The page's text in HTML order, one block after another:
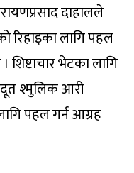
दाहालले
रिहाइका लागि पहल
भेटका लागि
श्मुलिक आरी
पहल गर्न आग्रह